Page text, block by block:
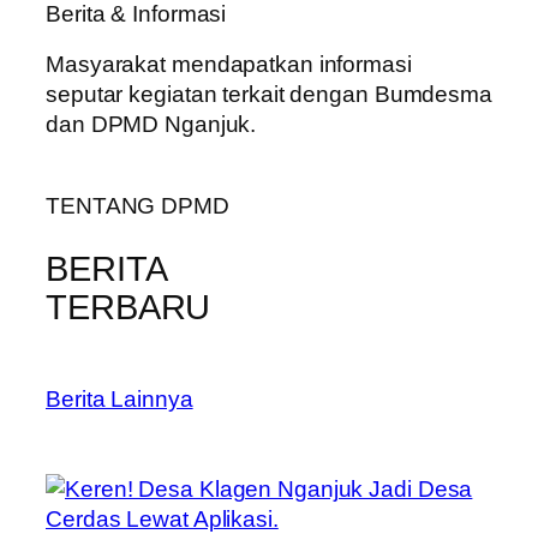
Berita & Informasi
Masyarakat mendapatkan informasi
seputar kegiatan terkait dengan Bumdesma
dan DPMD Nganjuk.
TENTANG DPMD
BERITA
TERBARU
Berita Lainnya